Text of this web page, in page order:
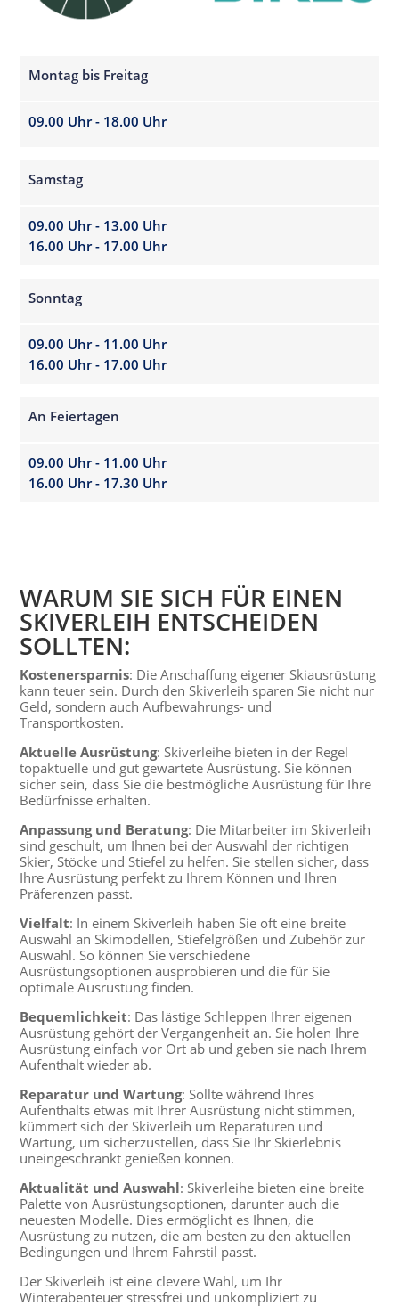
Montag bis Freitag
09.00 Uhr - 18.00 Uhr
Samstag
09.00 Uhr - 13.00 Uhr
16.00 Uhr - 17.00 Uhr
Sonntag
09.00 Uhr - 11.00 Uhr
16.00 Uhr - 17.00 Uhr
An Feiertagen
09.00 Uhr - 11.00 Uhr
16.00 Uhr - 17.30 Uhr
WARUM SIE SICH FÜR EINEN
SKIVERLEIH ENTSCHEIDEN
SOLLTEN:
Kostenersparnis: Die Anschaffung eigener Skiausrüstung
kann teuer sein. Durch den Skiverleih sparen Sie nicht nur
Geld, sondern auch Aufbewahrungs- und
Transportkosten.
Aktuelle Ausrüstung: Skiverleihe bieten in der Regel
topaktuelle und gut gewartete Ausrüstung. Sie können
sicher sein, dass Sie die bestmögliche Ausrüstung für Ihre
Bedürfnisse erhalten.
Anpassung und Beratung: Die Mitarbeiter im Skiverleih
sind geschult, um Ihnen bei der Auswahl der richtigen
Skier, Stöcke und Stiefel zu helfen. Sie stellen sicher, dass
Ihre Ausrüstung perfekt zu Ihrem Können und Ihren
Präferenzen passt.
Vielfalt: In einem Skiverleih haben Sie oft eine breite
Auswahl an Skimodellen, Stiefelgrößen und Zubehör zur
Auswahl. So können Sie verschiedene
Ausrüstungsoptionen ausprobieren und die für Sie
optimale Ausrüstung finden.
Bequemlichkeit: Das lästige Schleppen Ihrer eigenen
Ausrüstung gehört der Vergangenheit an. Sie holen Ihre
Ausrüstung einfach vor Ort ab und geben sie nach Ihrem
Aufenthalt wieder ab.
Reparatur und Wartung: Sollte während Ihres
Aufenthalts etwas mit Ihrer Ausrüstung nicht stimmen,
kümmert sich der Skiverleih um Reparaturen und
Wartung, um sicherzustellen, dass Sie Ihr Skierlebnis
uneingeschränkt genießen können.
Aktualität und Auswahl: Skiverleihe bieten eine breite
Palette von Ausrüstungsoptionen, darunter auch die
neuesten Modelle. Dies ermöglicht es Ihnen, die
Ausrüstung zu nutzen, die am besten zu den aktuellen
Bedingungen und Ihrem Fahrstil passt.
Der Skiverleih ist eine clevere Wahl, um Ihr
Winterabenteuer stressfrei und unkompliziert zu